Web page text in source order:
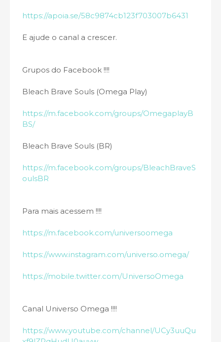
https://apoia.se/58c9874cb123f703007b6431
E ajude o canal a crescer.
Grupos do Facebook !!!!
Bleach Brave Souls (Omega Play)
https://m.facebook.com/groups/OmegaplayB
BS/
Bleach Brave Souls (BR)
https://m.facebook.com/groups/BleachBraveS
oulsBR
Para mais acessem !!!!
https://m.facebook.com/universoomega
https://www.instagram.com/universo.omega/
https://mobile.twitter.com/UniversoOmega
Canal Universo Omega !!!!
https://www.youtube.com/channel/UCy3uuQu